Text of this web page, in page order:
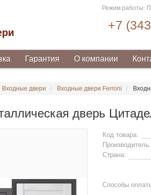
Режим работы:
+7
Гарантия О компании
Входные двери Входные двери Ferroni
дверь
Код товара:
Производитель:
Страна:
Способы